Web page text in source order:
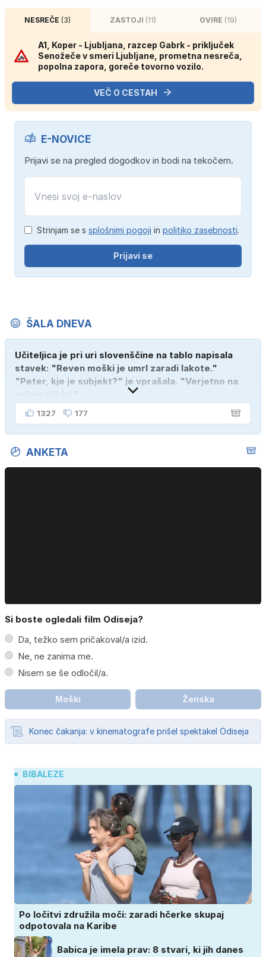
NESREČE (3) ZASTOJI (11) OVIRE (19)
A1, Koper - Ljubljana, razcep Gabrk - priključek
Senožeče v smeri Ljubljane, prometna nesreča,
popolna zapora, goreče tovorno vozilo.
VEČ O CESTAH
E-NOVICE
Prijavi se na pregled dogodkov in bodi na tekočem.
Strinjam se s splošnimi pogoji in politiko zasebnosti.
Prijavi se
ŠALA DNEVA
Učiteljica je pri uri slovenščine na tablo napisala
stavek: "Reven moški je umrl zaradi lakote."
"Peter, kje je subjekt?" je vprašala. "Verjetno na
1327 177
ANKETA
Si boste ogledali film Odiseja?
Da, težko sem pričakoval/a izid.
Ne, ne zanima me.
Nisem se še odločil/a.
Moški Ženska
Konec čakanja: v kinematografe prišel spektakel Odiseja
BIBALEZE
Po ločitvi združila moči: zaradi hčerke skupaj
odpotovala na Karibe
Babica je imela prav: 8 stvari, ki jih danes